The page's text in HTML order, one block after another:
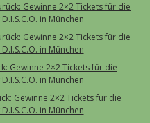
Gewinne 2×2 Tickets für die
in München
Gewinne 2×2 Tickets für die
in München
Gewinne 2×2 Tickets für die
in München
Gewinne 2×2 Tickets für die
in München